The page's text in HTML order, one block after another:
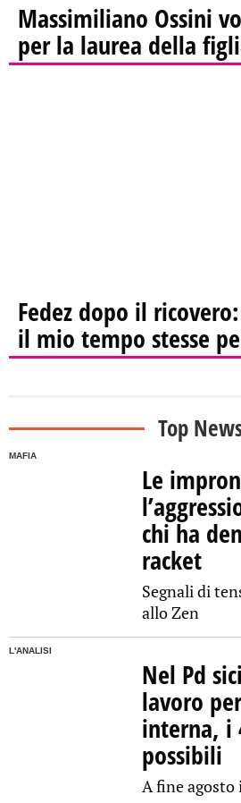
Massimiliano Ossini
per la laurea della
Fedez dopo il
il mio tempo stesse
Top
MAFIA
Le
chi ha
racket
Segnali di
allo Zen
L'ANALISI
Nel Pd
lavoro
interna, i
possibili
A fine